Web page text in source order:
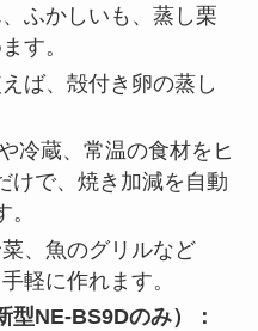
ふかしいも、蒸し栗
す。
ば、殻付き卵の蒸し
冷蔵、常温の食材をヒ
けで、焼き加減を自動
、魚のグリルなど
軽に作れます。
型NE-BS9Dのみ）：